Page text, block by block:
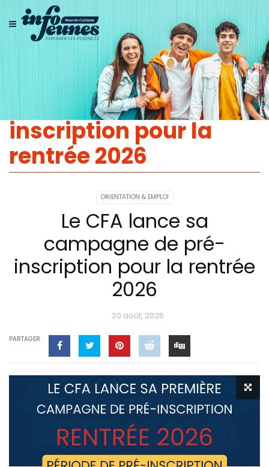
Le CFA lance sa
campagne de pré-
inscription pour la
rentrée 2026
ORIENTATION & EMPLOI
Le CFA lance sa
campagne de pré-
inscription pour la rentrée
2026
20 août, 2025
PARTAGER